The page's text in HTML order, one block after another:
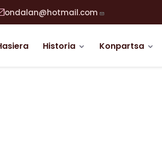
ondalan@hotmail.com
Historia Konpartsa